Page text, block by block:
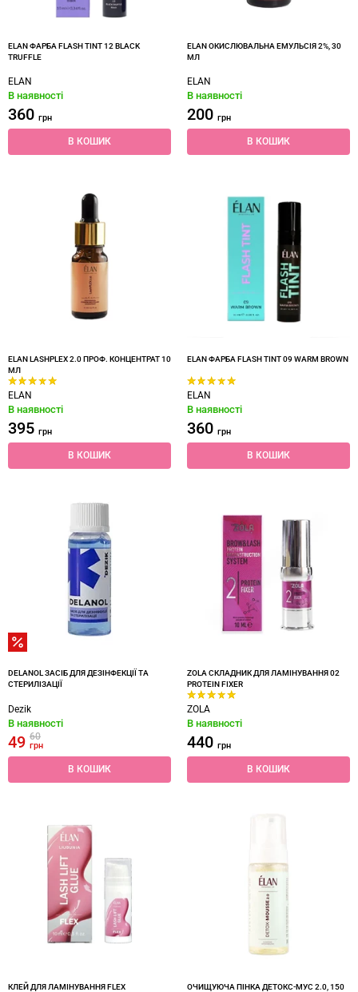
ELAN ФАРБА FLASH TINT 12 BLACK
TRUFFLE
ELAN
В наявності
360 грн
В КОШИК
ELAN ОКИСЛЮВАЛЬНА ЕМУЛЬСІЯ 2%, 30
МЛ
ELAN
В наявності
200 грн
В КОШИК
ELAN LASHPLEX 2.0 ПРОФ. КОНЦЕНТРАТ 10
МЛ
ELAN
В наявності
395 грн
В КОШИК
ELAN ФАРБА FLASH TINT 09 WARM BROWN
ELAN
В наявності
360 грн
В КОШИК
DELANOL ЗАСІБ ДЛЯ ДЕЗІНФЕКЦІЇ ТА
СТЕРИЛІЗАЦІЇ
Dezik
В наявності
49 60
грн
В КОШИК
ZOLA СКЛАДНИК ДЛЯ ЛАМІНУВАННЯ 02
PROTEIN FIXER
ZOLA
В наявності
440 грн
В КОШИК
КЛЕЙ ДЛЯ ЛАМІНУВАННЯ FLEX
ОЧИЩУЮЧА ПІНКА ДЕТОКС-МУС 2.0, 150